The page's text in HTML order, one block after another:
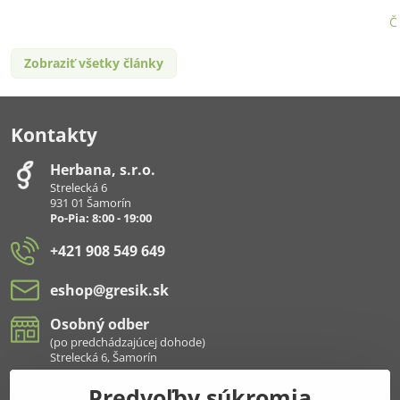
Zobraziť všetky články
Kontakty
Herbana, s​.r​.o​.
Strelecká 6
931 01 Šamorín
Po-Pia: 8:00 - 19:00
+421 908 549 649
eshop​@gresik​.sk
Osobný odber
(po predchádzajúcej dohode)
Strelecká 6, Šamorín